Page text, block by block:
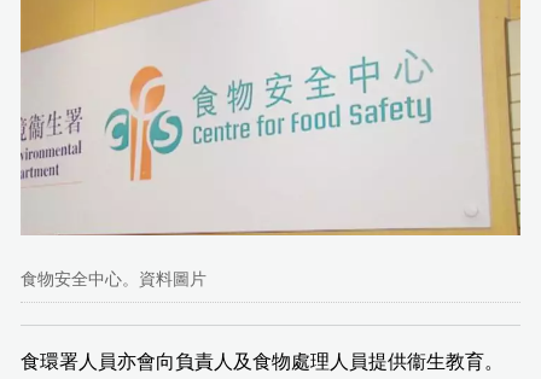
食物安全中心。資料圖片
食環署人員亦會向負責人及食物處理人員提供衞生教育。